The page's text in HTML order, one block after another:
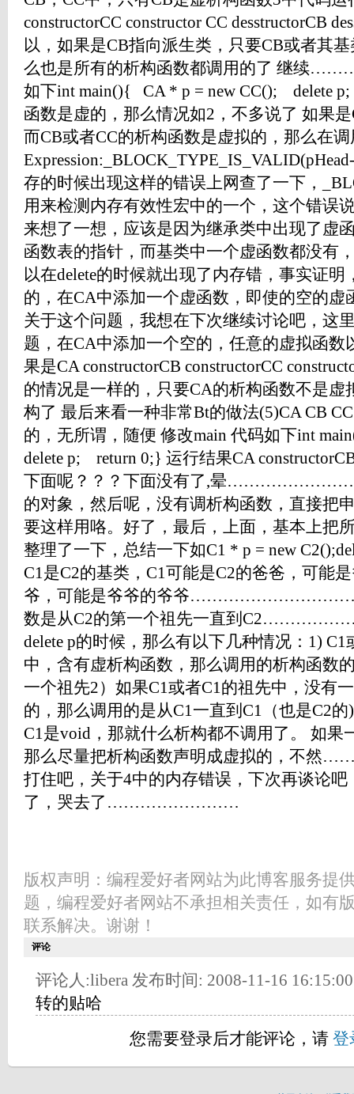
constructorCC constructor CC desstructorCB
以，如果是CB指向派生类，只要CB或者其
么也是所有的析构函数都调用的了 继续
如下int main(){ CA * p = new CC(); delete
函数是虚的，那么情况如2，不多说了 如果
而CB或者CC的析构函数是虚拟的，那么在
存的时候出现这样的错误上网查了一下，
用来检测内存有效性宏中的一个，这个错误
来想了一想，应该是因为继承类中出现了虚
函数表的指针，而基类中一个虚函数都没有
以在delete的时候就出现了内存错，事实证
的，在CA中添加一个虚函数，即使的空的虚
关于这个问题，我想在下次继续讨论吧，这
题，在CA中添加一个空的，任意的虚拟函数
果是CA constructorCB constructorCC
的情况是一样的，只要CA的析构函数不是虚
构了 最后来看一种非常Bt的做法(5)CA CB
的，无所谓，随便 修改main 代码如下int
delete p; return 0;} 运行结果CA
下面呢？？？下面没有了,晕……………………
的对象，然后呢，没有调析构函数，直接把
要这样用咯。好了，最后，上面，基本上把
整理了一下，总结一下如C1 * p = new
C1是C2的基类，C1可能是C2的爸爸，可能
爷，可能是爷爷的爷爷…………………………
数是从C2的第一个祖先一直到C2………………
delete p的时候，那么有以下几种情况：1)
中，含有虚析构函数，那么调用的析构函数
一个祖先2）如果C1或者C1的祖先中，没有
的，那么调用的是从C1一直到C1（也是C2
C1是void，那就什么析构都不调用了。 如果
那么尽量把析构函数声明成虚拟的，不
打住吧，关于4中的内存错误，下次再谈论
了，哭去了……………………
版权声明：编程爱好者网站为此博客服务提
题，编程爱好者网站不承担相关责任，如有
联系解决。谢谢！
评论
评论人:libera 发布时间: 2008-11-16 16:15:00
转的贴哈
您需要登录后才能评论，请 登